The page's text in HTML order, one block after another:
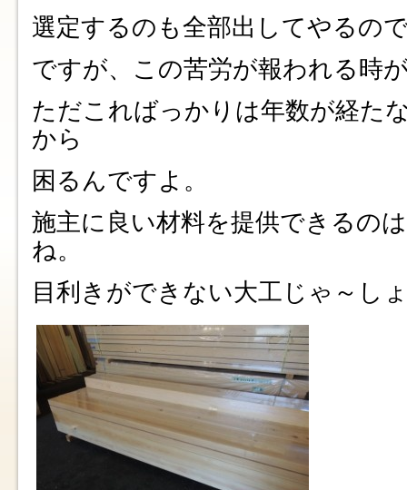
選定するのも全部出してやるの
ですが、この苦労が報われる時
ただこればっかりは年数が経た
から
困るんですよ。
施主に良い材料を提供できるの
ね。
目利きができない大工じゃ～し